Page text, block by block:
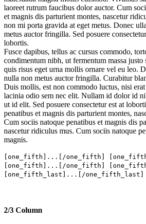
laoreet rutrum faucibus dolor auctor. Cum
et magnis dis parturient montes, nascetur
non mi porta gravida at eget metus. Donec
metus auctor fringilla. Sed posuere
lobortis.
Fusce dapibus, tellus ac cursus commodo,
condimentum nibh, ut fermentum massa
quis risus eget urna mollis ornare vel eu leo.
nulla non metus auctor fringilla. Curabitur
Duis mollis, est non commodo luctus, nisi
lacinia odio sem nec elit. Nullam id dolor id
ut id elit. Sed posuere consectetur est at
penatibus et magnis dis parturient montes,
Cum sociis natoque penatibus et magnis dis
nascetur ridiculus mus. Cum sociis natoque
magnis.
[one_fifth]...[/one_fifth]
[one_fifth]...[/one_fifth]
[one_fifth_last]...[/one_fifth_last]
2/3 Column